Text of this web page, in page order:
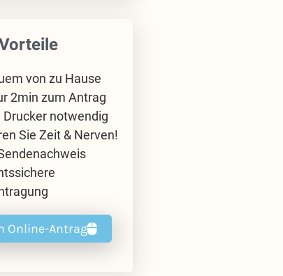
von zu Hause
2min zum Antrag
Drucker notwendig
Sie Zeit & Nerven!
Online-Antrag